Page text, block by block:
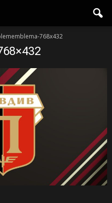
768x432